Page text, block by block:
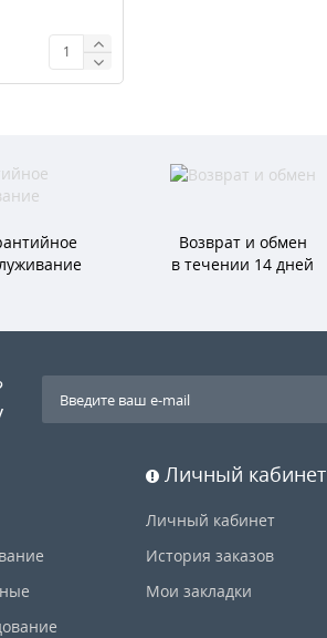
Возврат и обмен
в течении 14 дней
Личный кабинет
Личный кабинет
История заказов
Мои закладки